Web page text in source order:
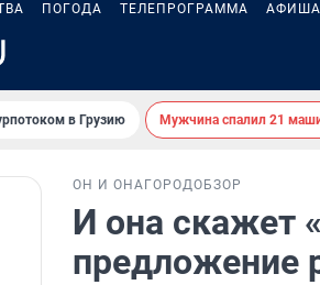
ПОГОДА ТЕЛЕПРОГРАММА АФИША
в Грузию Мужчина спалил 21
ОН И ОНА ГОРОДОБЗОР
И она скажет
предложение